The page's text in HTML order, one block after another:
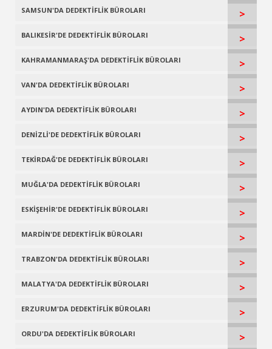
SAMSUN'DA DEDEKTİFLİK BÜROLARI >
BALIKESİR'DE DEDEKTİFLİK BÜROLARI >
KAHRAMANMARAŞ'DA DEDEKTİFLİK BÜROLARI >
VAN'DA DEDEKTİFLİK BÜROLARI >
AYDIN'DA DEDEKTİFLİK BÜROLARI >
DENİZLİ'DE DEDEKTİFLİK BÜROLARI >
TEKİRDAĞ'DE DEDEKTİFLİK BÜROLARI >
MUĞLA'DA DEDEKTİFLİK BÜROLARI >
ESKİŞEHİR'DE DEDEKTİFLİK BÜROLARI >
MARDİN'DE DEDEKTİFLİK BÜROLARI >
TRABZON'DA DEDEKTİFLİK BÜROLARI >
MALATYA'DA DEDEKTİFLİK BÜROLARI >
ERZURUM'DA DEDEKTİFLİK BÜROLARI >
ORDU'DA DEDEKTİFLİK BÜROLARI >